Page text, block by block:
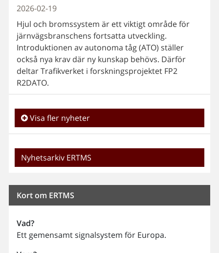
2026-02-19
Hjul och bromssystem är ett viktigt område för
järnvägsbranschens fortsatta utveckling.
Introduktionen av autonoma tåg (ATO) ställer
också nya krav där ny kunskap behövs. Därför
deltar Trafikverket i forskningsprojektet FP2
R2DATO.
Visa fler nyheter
Nyhetsarkiv ERTMS
Kort om ERTMS
Vad?
Ett gemensamt signalsystem för Europa.